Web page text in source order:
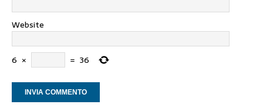
Website
6 × = 36